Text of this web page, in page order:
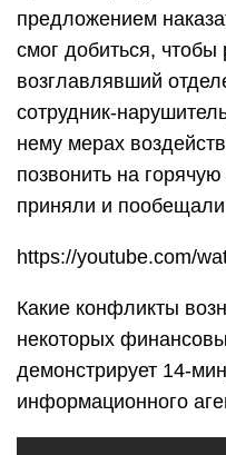
предложением
смог добиться, чтобы
возглавлявший
сотрудник-
нему мерах
позвонить на
приняли и пообещали
https://youtube.com/
Какие конфликты
некоторых
демонстрирует 14-
информационного